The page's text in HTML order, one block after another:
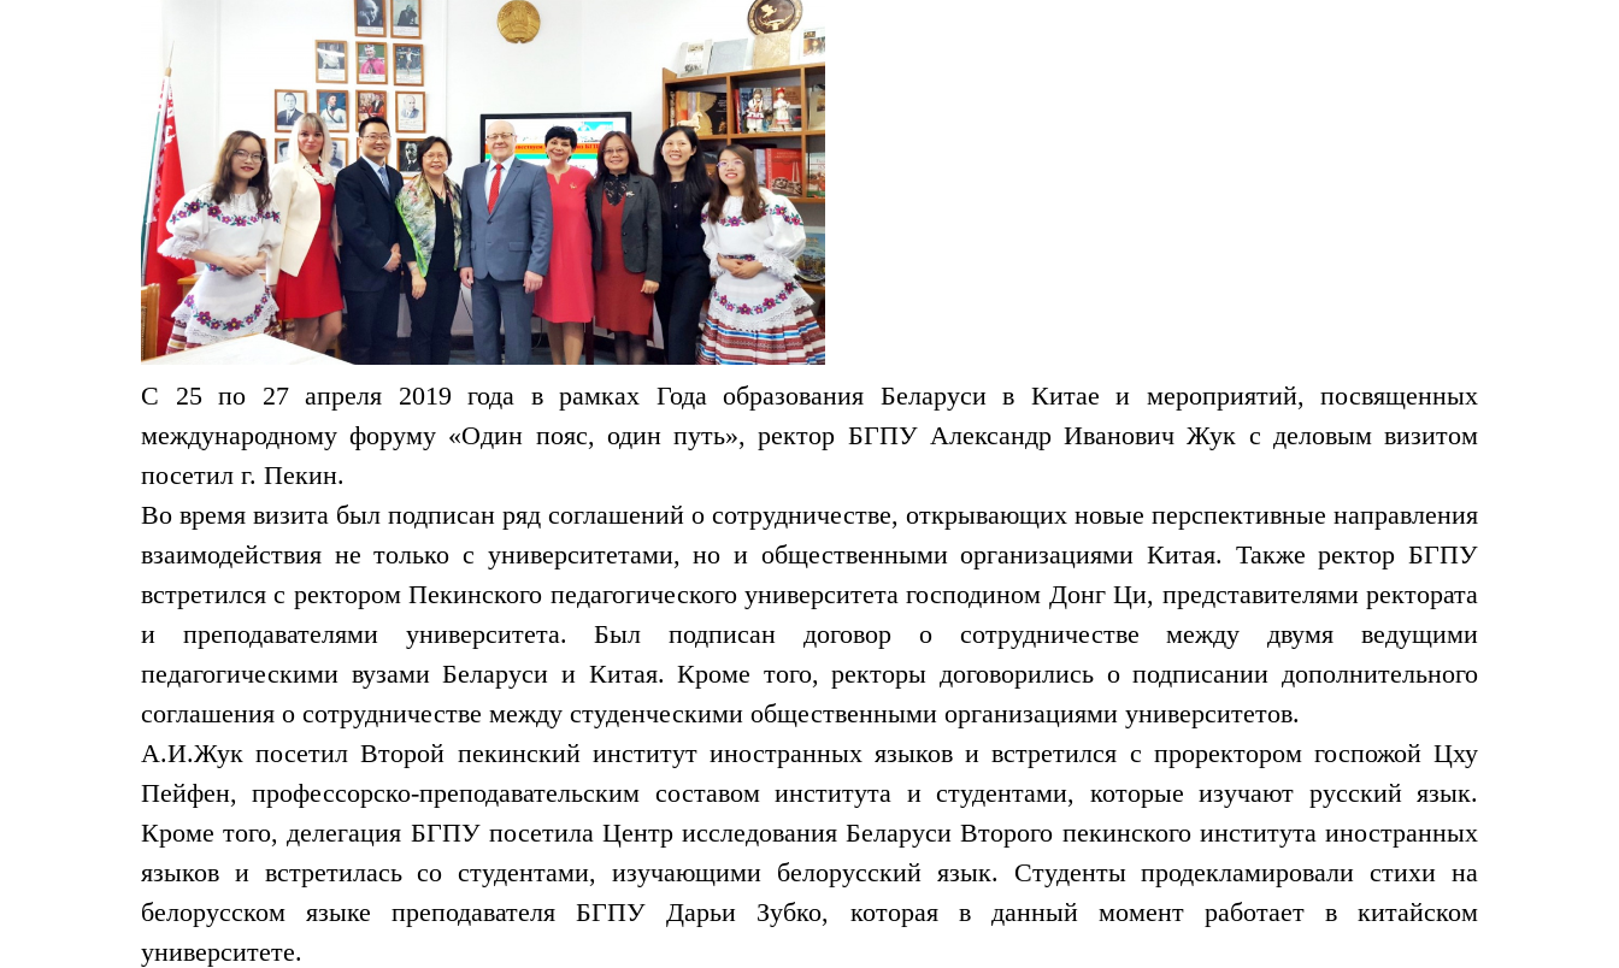
С 25 по 27 апреля 2019 года в рамках Года образования Беларуси в Китае и мероприятий, посвященных
международному форуму «Один пояс, один путь», ректор БГПУ Александр Иванович Жук с деловым визитом
посетил г. Пекин.
Во время визита был подписан ряд соглашений о сотрудничестве, открывающих новые перспективные направления
взаимодействия не только с университетами, но и общественными организациями Китая. Также ректор БГПУ
встретился с ректором Пекинского педагогического университета господином Донг Ци, представителями ректората
и преподавателями университета. Был подписан договор о сотрудничестве между двумя ведущими
педагогическими вузами Беларуси и Китая. Кроме того, ректоры договорились о подписании дополнительного
соглашения о сотрудничестве между студенческими общественными организациями университетов.
А.И.Жук посетил Второй пекинский институт иностранных языков и встретился с проректором госпожой Цху
Пейфен, профессорско-преподавательским составом института и студентами, которые изучают русский язык.
Кроме того, делегация БГПУ посетила Центр исследования Беларуси Второго пекинского института иностранных
языков и встретилась со студентами, изучающими белорусский язык. Студенты продекламировали стихи на
белорусском языке преподавателя БГПУ Дарьи Зубко, которая в данный момент работает в китайском
университете.